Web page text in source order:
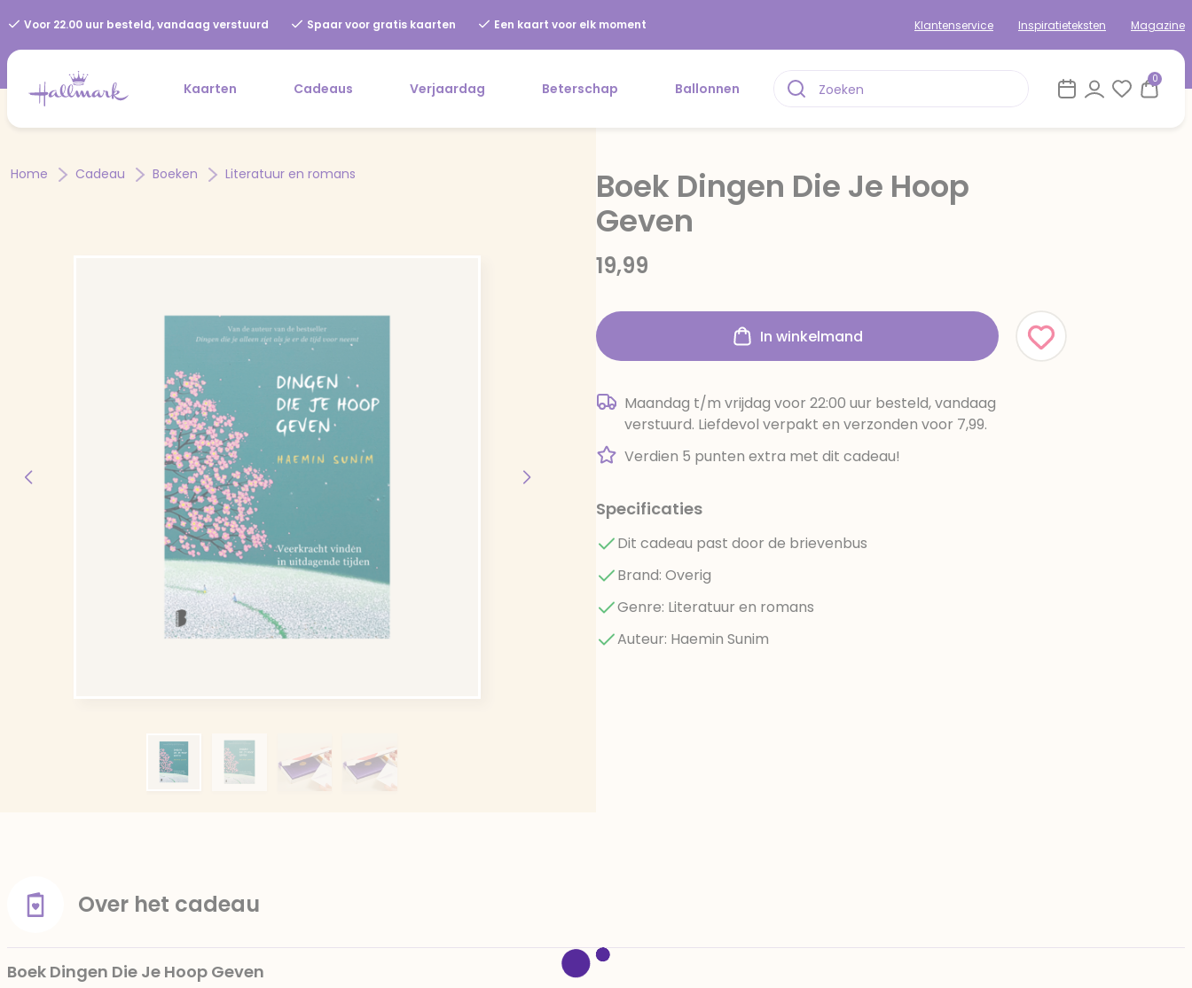
Voor 22.00 uur besteld, vandaag verstuurd Spaar voor gratis kaarten Een kaart voor elk moment Klantenservice Inspiratieteksten Magazine
Kaarten Cadeaus Verjaardag Beterschap Ballonnen
0
Home Cadeau Boeken Literatuur en romans
Boek Dingen Die Je Hoop
Geven
19,99
In winkelmand
Maandag t/m vrijdag voor 22:00 uur besteld, vandaag
verstuurd. Liefdevol verpakt en verzonden voor 7,99.
Verdien 5 punten extra met dit cadeau!
Specificaties
Dit cadeau past door de brievenbus
Brand: Overig
Genre: Literatuur en romans
Auteur: Haemin Sunim
Over het cadeau
Boek Dingen Die Je Hoop Geven